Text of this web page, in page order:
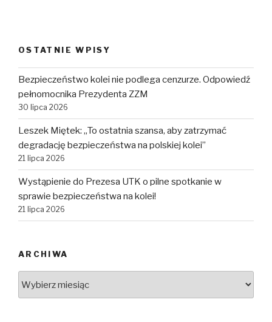
OSTATNIE WPISY
Bezpieczeństwo kolei nie podlega cenzurze. Odpowiedź
pełnomocnika Prezydenta ZZM
30 lipca 2026
Leszek Miętek: „To ostatnia szansa, aby zatrzymać
degradację bezpieczeństwa na polskiej kolei”
21 lipca 2026
Wystąpienie do Prezesa UTK o pilne spotkanie w
sprawie bezpieczeństwa na kolei!
21 lipca 2026
ARCHIWA